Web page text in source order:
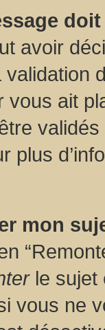
avoir
vous ait
plus
mon
le sujet
vous ne